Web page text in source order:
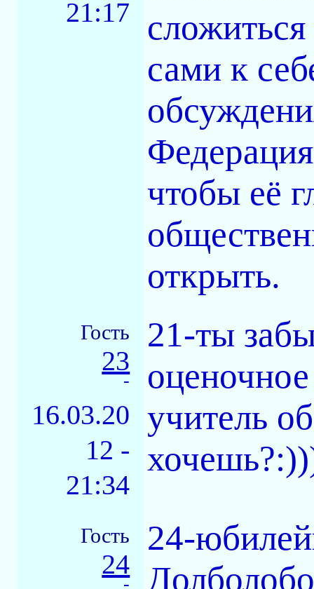
21:17
сами к
чтобы её
открыть.
Гость
23
-
16.03.20
12 -
21:34
21-ты
учитель
Гость
24
-
24-